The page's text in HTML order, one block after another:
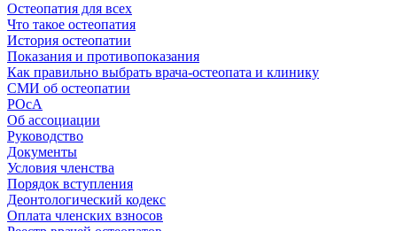
Остеопатия для всех
Что такое остеопатия
История остеопатии
Показания и противопоказания
Как правильно выбрать врача-остеопата и клинику
СМИ об остеопатии
РОсА
Об ассоциации
Руководство
Документы
Условия членства
Порядок вступления
Деонтологический кодекс
Оплата членских взносов